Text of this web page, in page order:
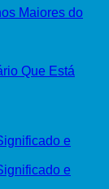
Maiores do
Que Está
e
e